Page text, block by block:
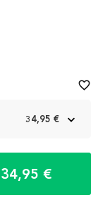
34,95 €
34,95 €
favorite_border